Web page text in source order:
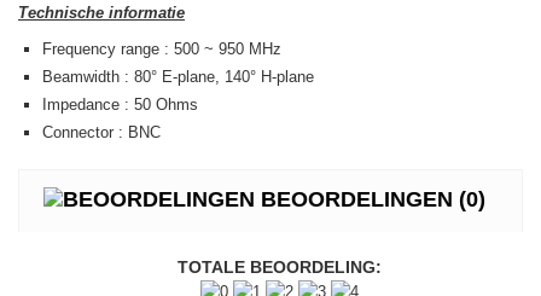
Technische informatie
Frequency range : 500 ~ 950 MHz
Beamwidth : 80° E-plane, 140° H-plane
Impedance : 50 Ohms
Connector : BNC
BEOORDELINGEN (0)
TOTALE BEOORDELING: